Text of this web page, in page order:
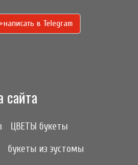
написать в Telegram
сайта
ЦВЕТЫ букеты
букеты из эустомы